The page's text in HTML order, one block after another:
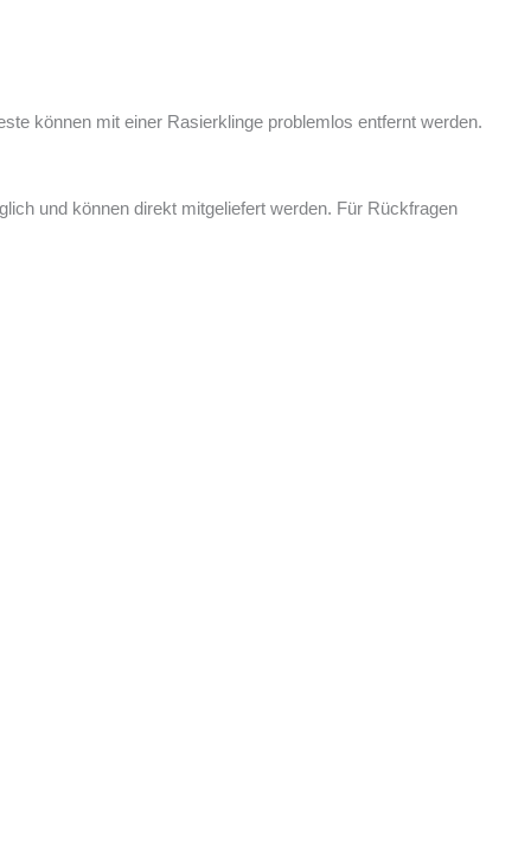
können mit einer Rasierklinge problemlos entfernt werden.
und können direkt mitgeliefert werden. Für Rückfragen